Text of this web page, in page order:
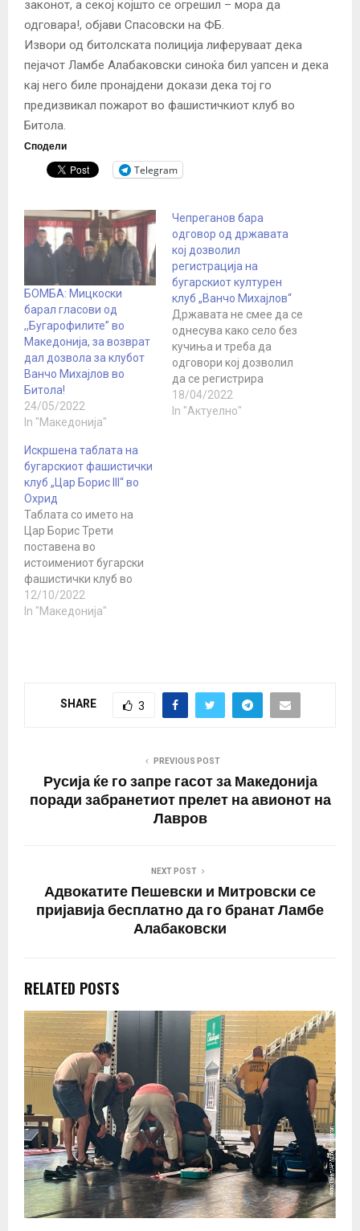
законот, а секој којшто се огрешил – мора да
одговара!, објави Спасовски на ФБ.
Извори од битолската полиција лиферуваат дека
пејачот Ламбе Алабаковски синоќа бил уапсен и дека
кај него биле пронајдени докази дека тој го
предизвикал пожарот во фашистичкиот клуб во
Битола.
Сподели
Telegram
БОМБА: Мицкоски
барал гласови од
,,Бугарофилите” во
Македонија, за возврат
дал дозвола за клубот
Ванчо Михајлов во
Битола!
24/05/2022
In "Македонија"
Чепреганов бара
одговор од државата
кој дозволил
регистрација на
бугарскиот културен
клуб „Ванчо Михајлов“
Државата не смее да се
однесува како село без
кучиња и треба да
одговори кој дозволил
да се регистрира
бугарскиот културен
клуб со име на
18/04/2022
In "Актуелно"
Искршена таблата на
бугарскиот фашистички
клуб „Цар Борис III“ во
Охрид
Таблата со името на
Цар Борис Трети
поставена во
истоимениот бугарски
фашистички клуб во
Охрид во петокот,
денеска е искршена од
попладнево е пријавено
Полицијата врши…
12/10/2022
In "Македонија"
SHARE 3
PREVIOUS POST
Русија ќе го запре гасот за Македонија
поради забранетиот прелет на авионот на
Лавров
NEXT POST
Адвокатите Пешевски и Митровски се
пријавија бесплатно да го бранат Ламбе
Алабаковски
RELATED POSTS